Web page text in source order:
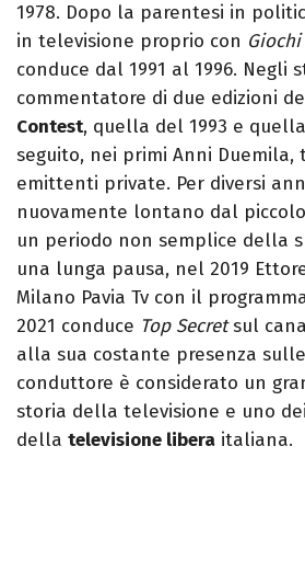
1978. Dopo la parentesi in
in televisione proprio con
conduce dal 1991 al 1996. Negli
commentatore di due edizioni
Contest, quella del 1993 e
seguito, nei primi Anni Duemila,
emittenti private. Per diversi
nuovamente lontano dal
un periodo non semplice della
una lunga pausa, nel 2019
Milano Pavia Tv con il
2021 conduce Top Secretsul
alla sua costante presenza
conduttore è considerato un
storia della televisione e uno
della televisione libera italiana.